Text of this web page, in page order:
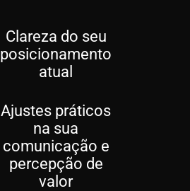
Clareza do seu
posicionamento
atual
Ajustes práticos
na sua
comunicação e
percepção de
valor